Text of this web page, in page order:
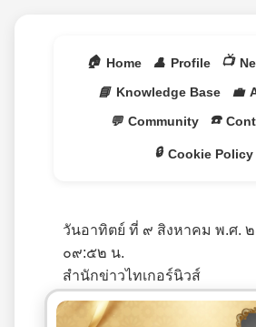
🏠 Home 👤 Profile 📺
📘 Knowledge Base 💼
💬 Community ☎️
🔒 Cookie Policy
วันอาทิตย์ ที่ ๙ สิงหาคม พ.ศ.
๐๙:๕๒ น.
สำนักข่าวไทเกอร์นิวส์